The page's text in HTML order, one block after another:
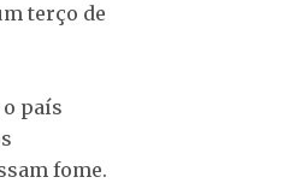
terço de
país
fome.